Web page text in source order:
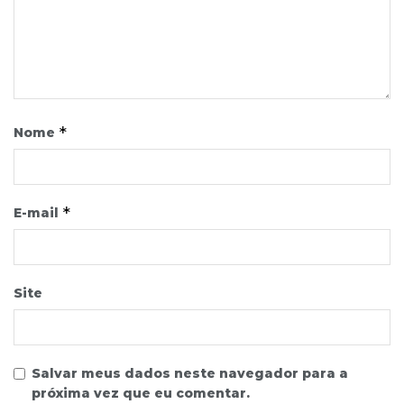
Nome *
E-mail *
Site
Salvar meus dados neste navegador para a
próxima vez que eu comentar.